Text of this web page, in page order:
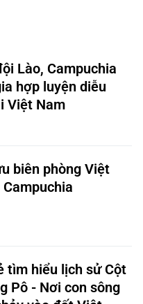
Lào, Campuchia
hợp luyện diễu
Việt Nam
biên phòng Việt
tìm hiểu lịch sử Cột
Pô - Nơi con sông